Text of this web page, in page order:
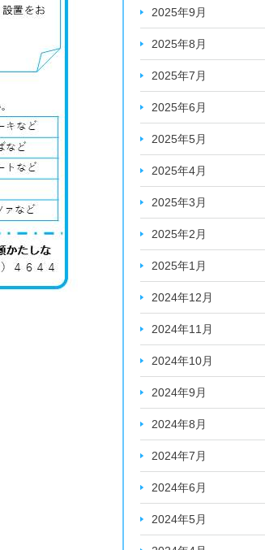
2025年9月
2025年8月
2025年7月
2025年6月
2025年5月
2025年4月
2025年3月
2025年2月
2025年1月
2024年12月
2024年11月
2024年10月
2024年9月
2024年8月
2024年7月
2024年6月
2024年5月